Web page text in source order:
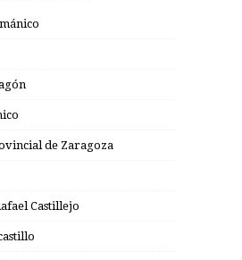
de Zaragoza
Castillejo